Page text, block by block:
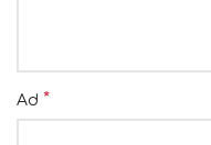
Ad *